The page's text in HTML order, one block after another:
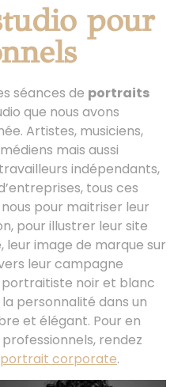
pour
séances de portraits
que nous avons
Artistes, musiciens,
mais aussi
indépendants,
tous ces
pour maitriser leur
pour illustrer leur site
leur image de marque sur
leur campagne
noir et blanc
personnalité dans un
et élégant. Pour en
rendez
portrait corporate.